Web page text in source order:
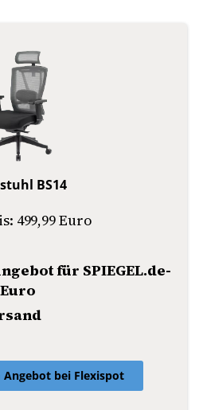
BS14
499,99 Euro
für SPIEGEL.de-
Angebot bei Flexispot